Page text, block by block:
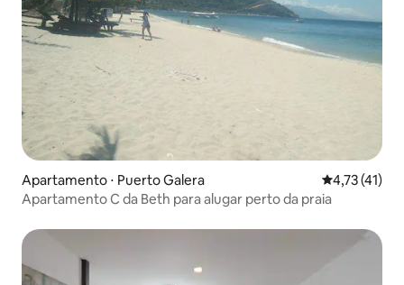
Apartamento ⋅ Puerto Galera 4,73 de uma
4,73 (41)
Apartamento C da Beth para alugar perto da praia